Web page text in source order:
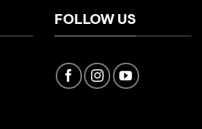
FOLLOW US